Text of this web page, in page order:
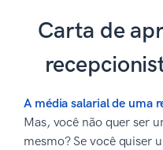
Carta de
A média salarial de uma
Mas, você não quer ser
mesmo? Se você quiser